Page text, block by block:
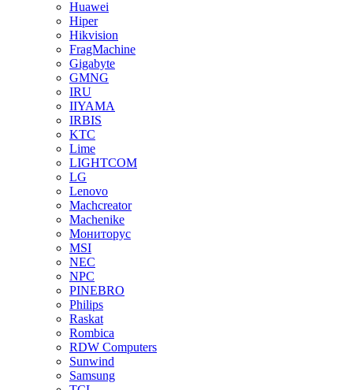
Huawei
Hiper
Hikvision
FragMachine
Gigabyte
GMNG
IRU
IIYAMA
IRBIS
KTC
Lime
LIGHTCOM
LG
Lenovo
Machcreator
Machenike
Мониторус
MSI
NEC
NPC
PINEBRO
Philips
Raskat
Rombica
RDW Computers
Sunwind
Samsung